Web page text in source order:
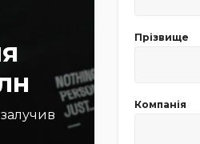
Прізвище
Компанія